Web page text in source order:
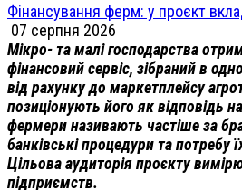
Фінансування ферм: у проєкт
07 серпня 2026
Мікро- та малі господарства
фінансовий сервіс, зібраний в
від рахунку до маркетплейсу
позиціонують його як відповідь
фермери називають частіше за
банківські процедури та потребу
Цільова аудиторія проєкту
підприємств.